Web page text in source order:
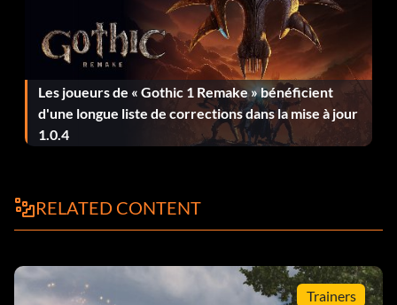
Les joueurs de « Gothic 1 Remake » bénéficient
d'une longue liste de corrections dans la mise à jour
1.0.4
RELATED CONTENT
Trainers